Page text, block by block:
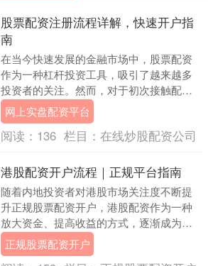
股票配资注册流程详解，快速开户指
南
在当今快速发展的金融市场中，股票配资
作为一种杠杆投资工具，吸引了越来越多
投资者的关注。然而，对于初次接触配资
的投资者来说，如何安全、高效地完成注
册开户流程网上实....
网上实盘配资平台
阅读： 136 栏目： 在线炒股配资公司
港股配资开户流程｜正规平台指南
随着内地投资者对港股市场关注度不断提
升正规股票配资开户，港股配资作为一种
放大资金、提高收益的方式，逐渐成为热
门选择。然而，面对市场上众多配资平
台，如何选择正规渠....
正规股票配资开户